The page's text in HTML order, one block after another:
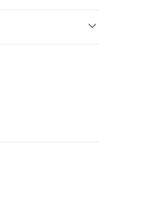
FOOD LTD 請於24小
，如包裹過大，